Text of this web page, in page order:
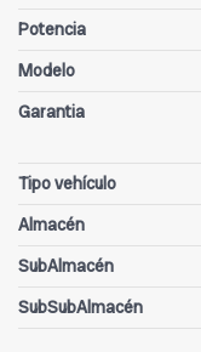
Potencia
Modelo
Garantia
Tipo vehículo
Almacén
SubAlmacén
SubSubAlmacén